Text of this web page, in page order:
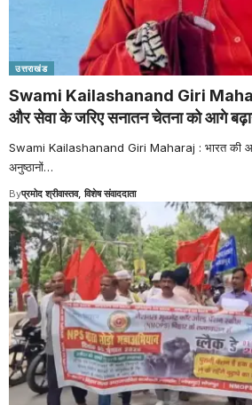
उत्तराखंड
Swami Kailashanand Giri
और सेवा के जरिए सनातन चेतना को आगे
Swami Kailashanand Giri Maharaj : भारत की
अनुष्ठानों…
Byप्रमोद श्रीवास्तव, विशेष संवाददाता